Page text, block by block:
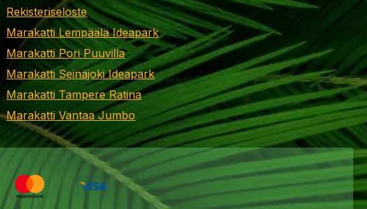
Rekisteriseloste
Marakatti Lempäälä Ideapark
Marakatti Pori Puuvilla
Marakatti Seinäjoki Ideapark
Marakatti Tampere Ratina
Marakatti Vantaa Jumbo